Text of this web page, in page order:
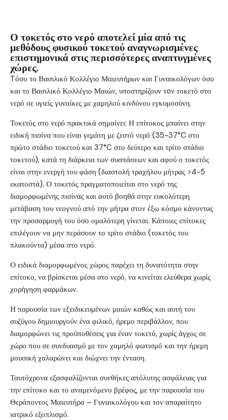
Ο τοκετός στο νερό αποτελεί μία από τις
μεθόδους φυσικού τοκετού αναγνωρισμένες
επιστημονικά στις περισσότερες αναπτυγμένες
χώρες.
Tόσο το Βασιλικό Κολλέγιο Μαιευτήρων και Γυναικολόγων όσο
και το Βασιλικό Κολλέγιο Μαιών, υποστηρίζουν τoν τοκετό στο
νερό σε υγιείς γυναίκες με χαμηλού κινδύνου εγκυμοσύνη.
Τοκετός στο νερό πρακτικά σημαίνει: Η επίτοκος μπαίνει στην
ειδική πισίνα που είναι γεμάτη με ζεστό νερό (35-37°C στο
πρώτο στάδιο τοκετού και 37°C στο δεύτερο και τρίτο στάδιο
τοκετού), κατά τη διάρκεια των συσπάσεων και αφού ο τοκετός
είναι στην ενεργή του φάση (διαστολή τραχήλου μήτρας >4-5
εκατοστά). Ο τοκετός πραγματοποιείται στο νερό της
διαμορφωμένης πισίνας και αυτό βοηθά στην ευκολότερη
μετάβαση του νεογνού από την μήτρα στον έξω κόσμο κάνοντας
την προσαρμογή του όσο ομαλότερη γίνεται. Κάποιες επίτοκες
επιλέγουν να μην περάσουν το τρίτο στάδιο (τοκετός του
πλακούντα) μέσα στο νερό.
Ο ειδικά διαμορφωμένος χώρος παρέχει τη δυνατότητα στην
επίτοκο, να βρίσκεται μέσα στο νερό, να κινείται ελεύθερα χωρίς
χορήγηση φαρμάκων.
Η παρουσία των εξειδικευμένων μαιών καθώς και αυτή του
συζύγου δημιουργούν ένα φιλικό, ήρεμο περιβάλλον, που
διαμορφώνει τις προϋποθέσεις για έναν τοκετό, χωρίς άγχος σε
χώρο που σε συνδυασμό με τον χαμηλό φωτισμό και την ήρεμη
μουσική χαλαρώνει και διώχνει την ένταση.
Ταυτόχρονα εξασφαλίζονται συνθήκες απόλυτης ασφάλειας για
την επίτοκο και το αναμενόμενο βρέφος, με την παρουσία του
Θεράποντος Μαιευτήρα – Γυναικολόγου και τον απαραίτητο
ιατρικό εξοπλισμό.